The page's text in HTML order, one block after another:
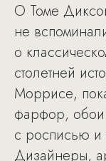
О Томе
не
о
столетней
Моррисе,
фарфор, обои
с росписью и
Дизайнеры,